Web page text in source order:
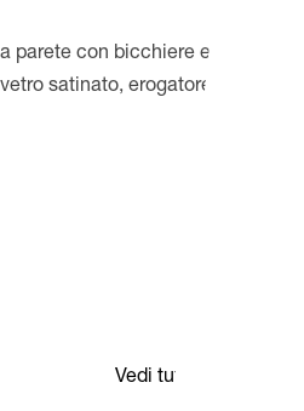
parete con bicchiere e
satinato, erogatore
Vedi tutte